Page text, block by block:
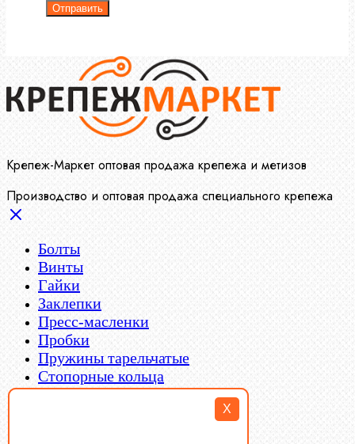
X
Отправить
Крепеж-Маркет оптовая продажа крепежа и метизов
Производство и оптовая продажа специального крепежа
Болты
Винты
Гайки
Заклепки
Пресс-масленки
Пробки
Пружины тарельчатые
Стопорные кольца
Такелаж